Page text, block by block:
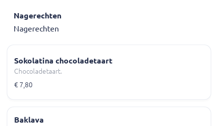
Nagerechten
Nagerechten
Sokolatina chocoladetaart
Chocoladetaart.
€ 7,80
Baklava